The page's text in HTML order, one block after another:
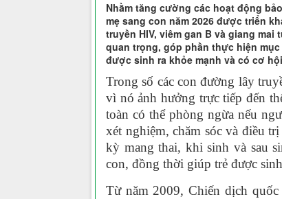
Nhằm tăng cường các hoạt động
mẹ sang con năm 2026 được triển
truyền HIV, viêm gan B và giang
quan trọng, góp phần thực hiện
được sinh ra khỏe mạnh và có cơ
Trong số các con đường lây
vì nó ảnh hưởng trực tiếp đến
toàn có thể phòng ngừa nếu
xét nghiệm, chăm sóc và điều
kỳ mang thai, khi sinh và sau
con, đồng thời giúp trẻ được
Từ năm 2009, Chiến dịch